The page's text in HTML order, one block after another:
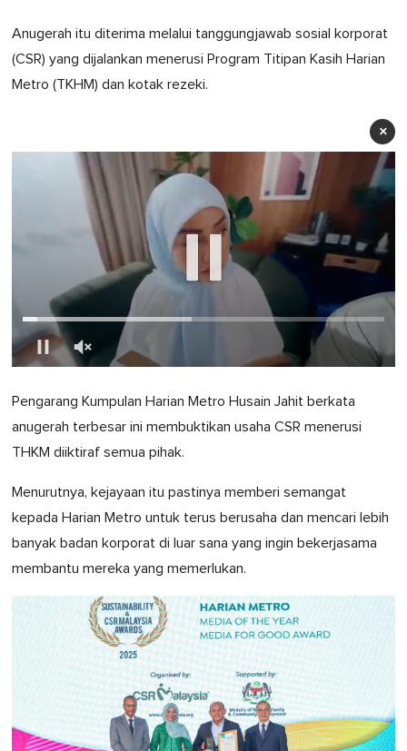
Anugerah itu diterima melalui tanggungjawab sosial korporat
(CSR) yang dijalankan menerusi Program Titipan Kasih Harian
Metro (TKHM) dan kotak rezeki.
×
1
0
Pengarang Kumpulan Harian Metro Husain Jahit berkata
anugerah terbesar ini membuktikan usaha CSR menerusi
THKM diiktiraf semua pihak.
Menurutnya, kejayaan itu pastinya memberi semangat
kepada Harian Metro untuk terus berusaha dan mencari lebih
banyak badan korporat di luar sana yang ingin bekerjasama
membantu mereka yang memerlukan.